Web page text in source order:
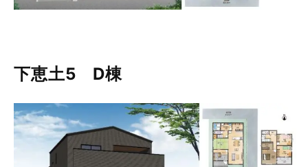
下恵土5 D棟